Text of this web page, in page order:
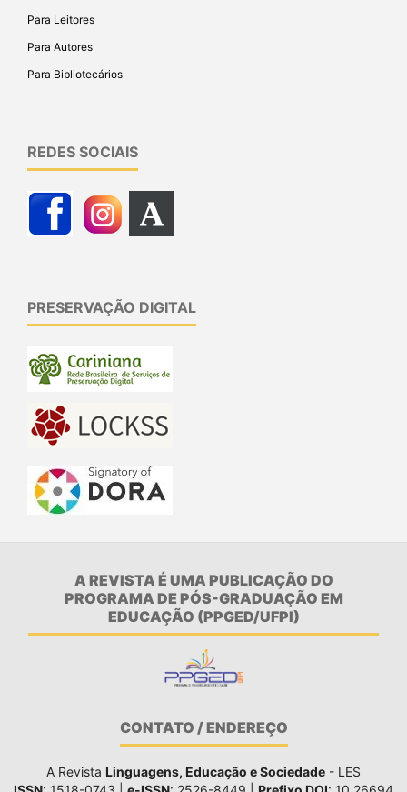
Para Leitores
Para Autores
Para Bibliotecários
REDES SOCIAIS
PRESERVAÇÃO DIGITAL
A REVISTA É UMA PUBLICAÇÃO DO
PROGRAMA DE PÓS-GRADUAÇÃO EM
EDUCAÇÃO (PPGED/UFPI)
CONTATO / ENDEREÇO
A Revista Linguagens, Educação e Sociedade - LES